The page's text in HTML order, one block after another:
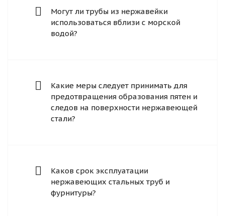
Могут ли трубы из нержавейки
использоваться вблизи с морской
водой?
Какие меры следует принимать для
предотвращения образования пятен и
следов на поверхности нержавеющей
стали?
Каков срок эксплуатации
нержавеющих стальных труб и
фурнитуры?